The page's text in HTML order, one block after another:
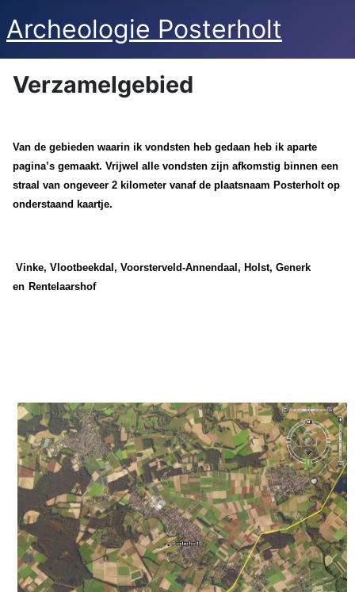
Archeologie Posterholt
Verzamelgebied
Van de gebieden waarin ik vondsten heb gedaan heb ik aparte
pagina’s gemaakt. Vrijwel alle vondsten zijn afkomstig binnen een
straal van ongeveer 2 kilometer vanaf de plaatsnaam Posterholt op
onderstaand kaartje.
Vinke, Vlootbeekdal , Voorsterveld-Annendaal, Holst, Generk
en Rentelaarshof